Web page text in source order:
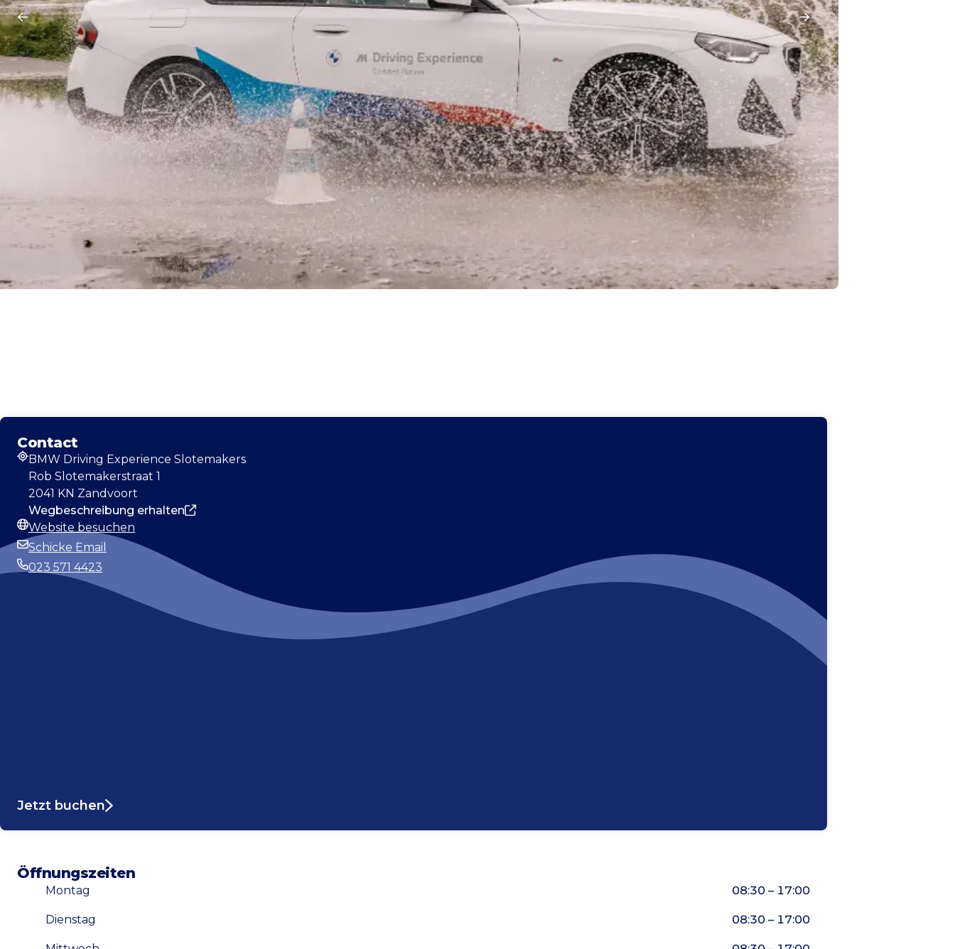
Contact
Adresse
BMW Driving Experience Slotemakers
Rob Slotemakerstraat 1
2041 KN Zandvoort
Wegbeschreibung erhalten
Webseite
Website besuchen
E-Mail-Adresse
Schicke Email
Telefonnummer
023 571 4423
Jetzt buchen
Öffnungszeiten
Montag 08:30 – 17:00
Dienstag 08:30 – 17:00